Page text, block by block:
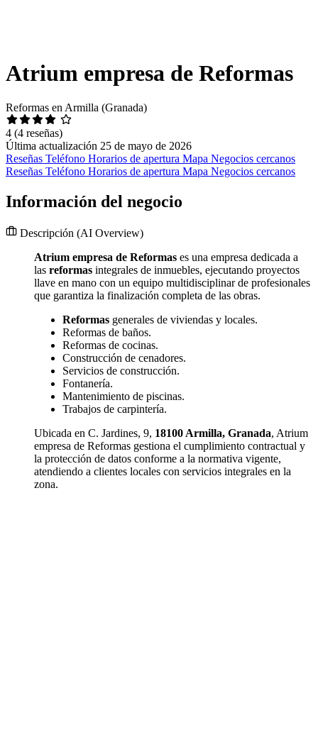
Atrium empresa de Reformas
Reformas en Armilla (Granada)
4 (4 reseñas)
Última actualización 25 de mayo de 2026
Reseñas Teléfono Horarios de apertura Mapa Negocios cercanos
Reseñas Teléfono Horarios de apertura Mapa Negocios cercanos
Información del negocio
Descripción (AI Overview)
Atrium empresa de Reformas es una empresa dedicada a
las reformas integrales de inmuebles, ejecutando proyectos
llave en mano con un equipo multidisciplinar de profesionales
que garantiza la finalización completa de las obras.
Reformas generales de viviendas y locales.
Reformas de baños.
Reformas de cocinas.
Construcción de cenadores.
Servicios de construcción.
Fontanería.
Mantenimiento de piscinas.
Trabajos de carpintería.
Ubicada en C. Jardines, 9, 18100 Armilla, Granada, Atrium
empresa de Reformas gestiona el cumplimiento contractual y
la protección de datos conforme a la normativa vigente,
atendiendo a clientes locales con servicios integrales en la
zona.